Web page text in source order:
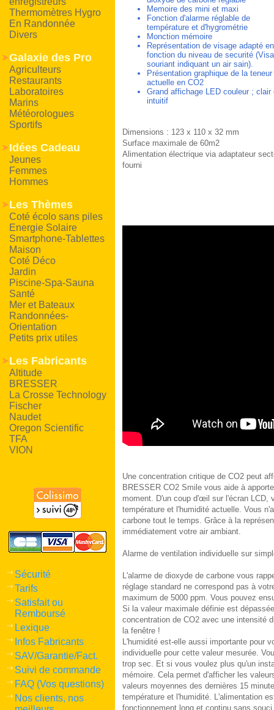
Thermomètres Hygro
En Randonnée
Divers
Galaxie des Pro
Agriculteurs
Restaurants
Laboratoires
Marins
Météorologues
Sportifs
Idées Cadeau
Jeunes
Femmes
Hommes
Les Thèmes
Coté écolo sans piles
Energie Solaire
Smartphone-Tablettes
Maison
Coté Déco
Jardin
Piscine-Spa-Sauna
Santé
Mer et Bateaux
Randonnées-
Orientation
Petits prix utiles
Les Fabricants
Altitude
BRESSER
La Crosse Technology
Fischer
Naudet
Oregon Scientific
TFA
VION
Sécurité
Tarifs
Satisfait ou
Remboursé
Lexique
Infos Fabricants
SAV/Garantie/Fact.
Suivi de commande
FAQ (Vos questions)
Nos clients, nos
Memoire des mini et maxi
Fonction d'alarme réglable de
température et d'hygrométrie
Monction mémoire
Représentation de visage adapté en
fonction du niveau de securité
souriant indiquant un air sain).
Présentation graphique de la teneur
actuelle en CO2
Grand affichage LED couleur ; clair
intuitif
Dimensions : 123 x 110 x 32 mm
Surface maximale de 60m2
Alimentation électrique via adaptateur
fourni
Une concentration critique de CO2 peut
BRESSER CO2 Smile vous aide à
moment. D'un coup d'œil sur l'écran LCD,
température et l'humidité actuelle. Vous
carbone tout le temps. Grâce à la
immédiatement votre air ambiant.
Alarme de ventilation individuelle sur
L'alarme de dioxyde de carbone vous
réglage standard ne correspond pas à
maximum de 5000 ppm. Vous pouvez
Si la valeur maximale définie est
concentration de CO2 avec une intensité
la fenêtre !
L'humidité est-elle aussi importante pour
individuelle pour cette valeur mesurée.
trop sec. Et si vous voulez plus qu'un
mémoire. Cela permet d'afficher les
valeurs moyennes des dernières 15
température et l'humidité. L'alimentation
fonctionnement long et continu sans souci.